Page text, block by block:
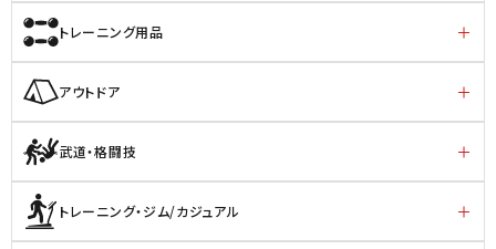
トレーニング用品
アウトドア
武道・格闘技
トレーニング・ジム/カジュアル